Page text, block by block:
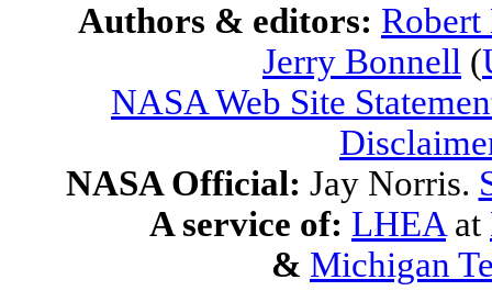
Authors & editors:
Jerry Bonnell (
NASA Web Site
NASA Official: Jay Norris.
A service of: LHEA at
& Michigan